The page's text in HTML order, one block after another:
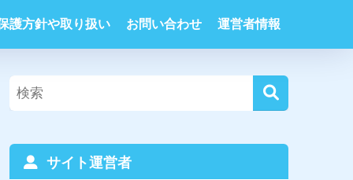
護方針や取り扱い お問い合わせ 運営者情報
サイト運営者